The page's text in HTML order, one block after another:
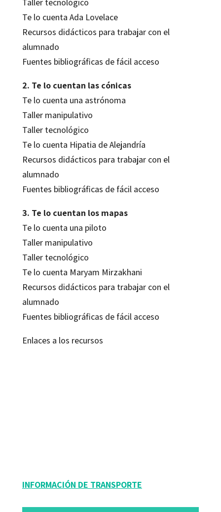
Taller tecnológico
Te lo cuenta Ada Lovelace
Recursos didácticos para trabajar con el
alumnado
Fuentes bibliográficas de fácil acceso
2. Te lo cuentan las cónicas
Te lo cuenta una astrónoma
Taller manipulativo
Taller tecnológico
Te lo cuenta Hipatia de Alejandría
Recursos didácticos para trabajar con el
alumnado
Fuentes bibliográficas de fácil acceso
3. Te lo cuentan los mapas
Te lo cuenta una piloto
Taller manipulativo
Taller tecnológico
Te lo cuenta Maryam Mirzakhani
Recursos didácticos para trabajar con el
alumnado
Fuentes bibliográficas de fácil acceso
Enlaces a los recursos
INFORMACIÓN DE TRANSPORTE